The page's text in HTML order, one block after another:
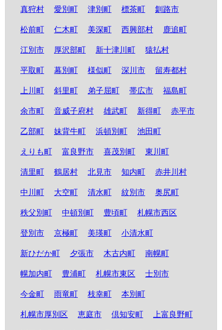
真狩村 愛別町 津別町 標茶町 釧路市
松前町 仁木町 美深町 西興部村 鹿追町
江別市 厚沢部町 新十津川町 猿払村
平取町 幕別町 様似町 深川市 留寿都村
上川町 斜里町 弟子屈町 帯広市 福島町
余市町 音威子府村 雄武町 新得町 赤平市
乙部町 妹背牛町 浜頓別町 池田町
えりも町 富良野市 喜茂別町 東川町
清里町 鶴居村 北見市 知内町 赤井川村
中川町 大空町 清水町 紋別市 奥尻町
秩父別町 中頓別町 豊頃町 札幌市西区
登別市 京極町 美瑛町 小清水町
新ひだか町 夕張市 木古内町 南幌町
幌加内町 豊浦町 札幌市東区 士別市
今金町 雨竜町 枝幸町 本別町
札幌市厚別区 恵庭市 倶知安町 上富良野町